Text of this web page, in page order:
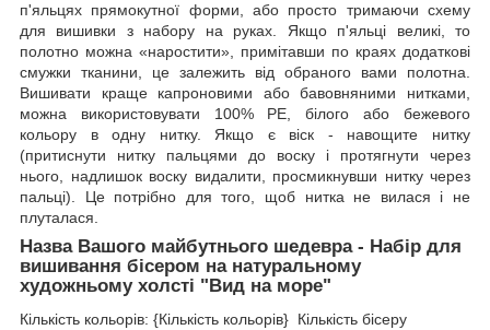
п'яльцях прямокутної форми, або просто тримаючи схему
для вишивки з набору на руках. Якщо п'яльці великі, то
полотно можна «наростити», примітавши по краях додаткові
смужки тканини, це залежить від обраного вами полотна.
Вишивати краще капроновими або бавовняними нитками,
можна використовувати 100% РЕ, білого або бежевого
кольору в одну нитку. Якщо є віск - навощите нитку
(притиснути нитку пальцями до воску і протягнути через
нього, надлишок воску видалити, просмикнувши нитку через
пальці). Це потрібно для того, щоб нитка не вилася і не
плуталася.
Назва Вашого майбутнього шедевра - Набір для
вишивання бісером на натуральному
художньому холсті "Вид на море"
Кількість кольорів: {Кількість кольорів} Кількість бісеру